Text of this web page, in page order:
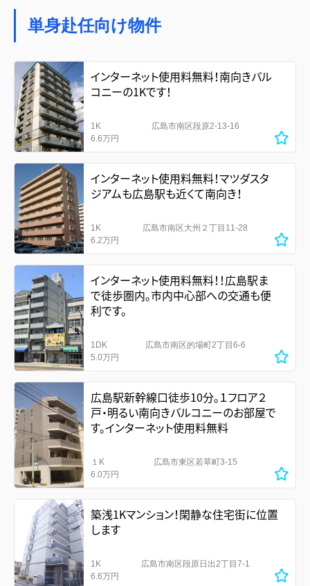
単身赴任向け物件
インターネット使用料無料！南向きバル
コニーの1Kです！
1K
6.6万円
広島市南区段原2-13-16
インターネット使用料無料！マツダスタ
ジアムも広島駅も近くて南向き！
1K
6.2万円
広島市南区大州２丁目11-28
インターネット使用料無料！！広島駅ま
で徒歩圏内。市内中心部への交通も便
利です。
1DK
5.0万円
広島市南区的場町2丁目6-6
広島駅新幹線口徒歩10分。１フロア２
戸・明るい南向きバルコニーのお部屋で
す。インターネット使用料無料
１K
6.0万円
広島市東区若草町3-15
築浅1Kマンション！閑静な住宅街に位置
します
1K
6.6万円
広島市南区段原日出2丁目7-1